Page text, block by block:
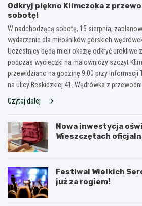
Odkryj piękno Klimczoka z
sobotę!
W nadchodzącą sobotę, 15 sierpnia,
wydarzenie dla miłośników górskich
Uczestnicy będą mieli okazję odkryć urokliwe
podczas wycieczki na malowniczy szczyt
przewidziano na godzinę 9:00 przy Informacji
na ulicy Beskidzkiej 41. Wędrówka z
Czytaj dalej
Nowa inwestycja
Wieszczętach
Festiwal Wielkich
już za rogiem!